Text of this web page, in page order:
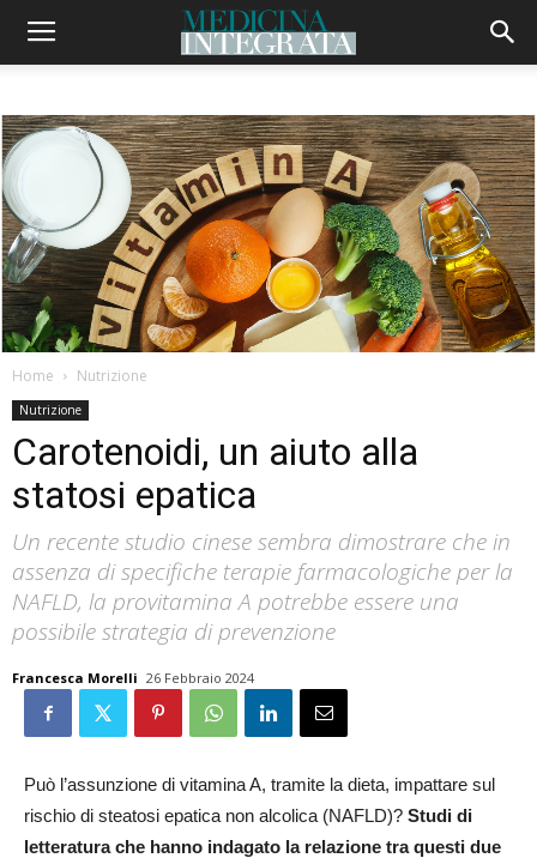
Home Nutrizione
Nutrizione
Carotenoidi, un aiuto alla
statosi epatica
Un recente studio cinese sembra dimostrare che in
assenza di specifiche terapie farmacologiche per la
NAFLD, la provitamina A potrebbe essere una
possibile strategia di prevenzione
Francesca Morelli 26 Febbraio 2024
Può l’assunzione di vitamina A, tramite la dieta, impattare sul
rischio di steatosi epatica non alcolica (NAFLD)? Studi di
letteratura che hanno indagato la relazione tra questi due